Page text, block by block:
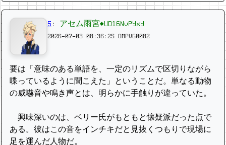
5 : アセム雨宮◆UD16NvPYxY
2026-07-03 08:36:25 OMPVG0082
要は「意味のある単語を、一定のリズムで区切りながら
喋っているように聞こえた」ということだ。単なる動物
の威嚇音や鳴き声とは、明らかに手触りが違っていた。
興味深いのは、ベリー氏がもともと懐疑派だった点で
ある。彼はこの音をインチキだと見抜くつもりで現場に
足を運んだ人物だ。